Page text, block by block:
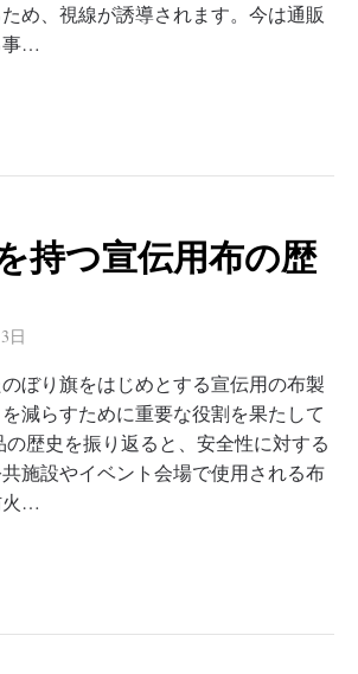
め、視線が誘導されます。今は通販
事…
持つ宣伝用布の歴
日
ぼり旗をはじめとする宣伝用の布製
減らすために重要な役割を果たして
歴史を振り返ると、安全性に対する
施設やイベント会場で使用される布
火…